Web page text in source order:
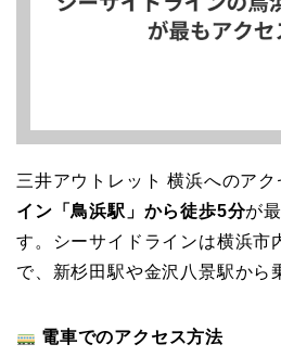
三井アウトレット 横浜へのアク
イン「鳥浜駅」から徒歩5分が
す。シーサイドラインは横浜市
で、新杉田駅や金沢八景駅から
電車でのアクセス方法